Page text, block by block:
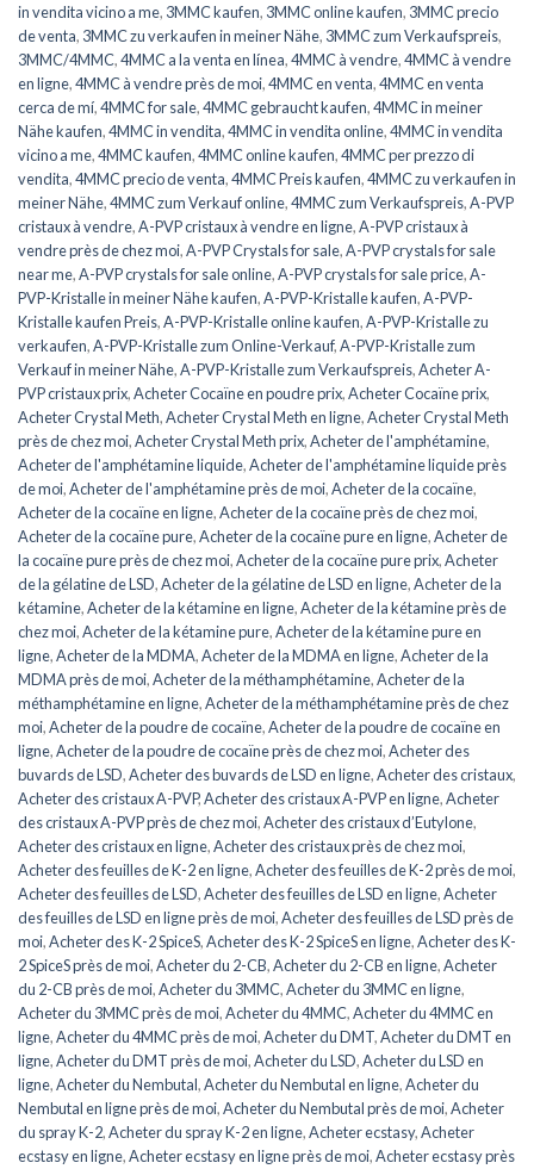
in vendita vicino a me, 3MMC kaufen, 3MMC online kaufen, 3MMC precio
de venta, 3MMC zu verkaufen in meiner Nähe, 3MMC zum Verkaufspreis,
3MMC/4MMC,4MMC a la venta en línea,4MMC à vendre,4MMC à vendre
en ligne,4MMC à vendre près de moi,4MMC en venta,4MMC en venta
cerca de mí,4MMC for sale,4MMC gebraucht kaufen,4MMC in meiner
Nähe kaufen,4MMC in vendita,4MMC in vendita online,4MMC in vendita
vicino a me,4MMC kaufen,4MMC online kaufen,4MMC per prezzo di
vendita,4MMC precio de venta,4MMC Preis kaufen,4MMC zu verkaufen in
meiner Nähe,4MMC zum Verkauf online,4MMC zum Verkaufspreis,A-PVP
cristaux à vendre,A-PVP cristaux à vendre en ligne,A-PVP cristaux à
vendre près de chez moi,A-PVP Crystals for sale,A-PVP crystals for sale
near me,A-PVP crystals for sale online,A-PVP crystals for sale price,A-
PVP-Kristalle in meiner Nähe kaufen,A-PVP-Kristalle kaufen,A-PVP-
Kristalle kaufen Preis,A-PVP-Kristalle online kaufen,A-PVP-Kristalle zu
verkaufen,A-PVP-Kristalle zum Online-Verkauf,A-PVP-Kristalle zum
Verkauf in meiner Nähe,A-PVP-Kristalle zum Verkaufspreis,Acheter A-
PVP cristaux prix,Acheter Cocaïne en poudre prix,Acheter Cocaïne prix,
Acheter Crystal Meth,Acheter Crystal Meth en ligne,Acheter Crystal Meth
près de chez moi,Acheter Crystal Meth prix,Acheter de l'amphétamine,
Acheter de l'amphétamine liquide,Acheter de l'amphétamine liquide près
de moi,Acheter de l'amphétamine près de moi,Acheter de la cocaïne,
Acheter de la cocaïne en ligne,Acheter de la cocaïne près de chez moi,
Acheter de la cocaïne pure,Acheter de la cocaïne pure en ligne,Acheter de
la cocaïne pure près de chez moi,Acheter de la cocaïne pure prix,Acheter
de la gélatine de LSD,Acheter de la gélatine de LSD en ligne,Acheter de la
kétamine,Acheter de la kétamine en ligne,Acheter de la kétamine près de
chez moi,Acheter de la kétamine pure,Acheter de la kétamine pure en
ligne,Acheter de la MDMA,Acheter de la MDMA en ligne,Acheter de la
MDMA près de moi,Acheter de la méthamphétamine,Acheter de la
méthamphétamine en ligne,Acheter de la méthamphétamine près de chez
moi,Acheter de la poudre de cocaïne,Acheter de la poudre de cocaïne en
ligne,Acheter de la poudre de cocaïne près de chez moi,Acheter des
buvards de LSD,Acheter des buvards de LSD en ligne,Acheter des cristaux,
Acheter des cristaux A-PVP,Acheter des cristaux A-PVP en ligne,Acheter
des cristaux A-PVP près de chez moi,Acheter des cristaux d’Eutylone,
Acheter des cristaux en ligne,Acheter des cristaux près de chez moi,
Acheter des feuilles de K-2 en ligne,Acheter des feuilles de K-2 près de moi,
Acheter des feuilles de LSD,Acheter des feuilles de LSD en ligne,Acheter
des feuilles de LSD en ligne près de moi,Acheter des feuilles de LSD près de
moi,Acheter des K-2 SpiceS,Acheter des K-2 SpiceS en ligne,Acheter des K-
2 SpiceS près de moi,Acheter du 2-CB,Acheter du 2-CB en ligne,Acheter
du 2-CB près de moi,Acheter du 3MMC,Acheter du 3MMC en ligne,
Acheter du 3MMC près de moi,Acheter du 4MMC,Acheter du 4MMC en
ligne,Acheter du 4MMC près de moi,Acheter du DMT,Acheter du DMT en
ligne,Acheter du DMT près de moi,Acheter du LSD,Acheter du LSD en
ligne,Acheter du Nembutal,Acheter du Nembutal en ligne,Acheter du
Nembutal en ligne près de moi,Acheter du Nembutal près de moi,Acheter
du spray K-2,Acheter du spray K-2 en ligne,Acheter ecstasy,Acheter
ecstasy en ligne,Acheter ecstasy en ligne près de moi,Acheter ecstasy près